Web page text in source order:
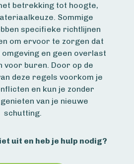
betrekking tot hoogte,
Sommige
specifieke richtlijnen
om ervoor te zorgen dat
omgeving en geen overlast
voor buren. Door op de
deze regels voorkom je
en kun je zonder
van je nieuwe
schutting.
uit en heb je hulp nodig?